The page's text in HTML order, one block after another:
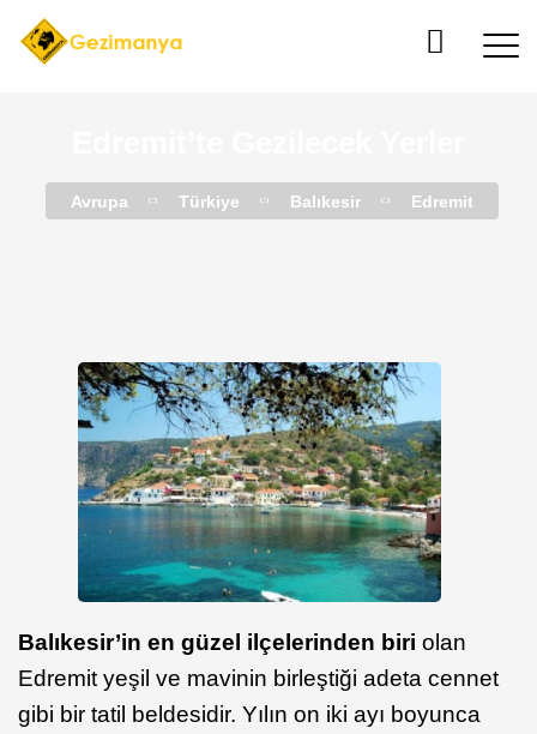
Avrupa Türkiye Balıkesir Edremit
Balıkesir’in en güzel ilçelerinden biri olan
Edremit yeşil ve mavinin birleştiği adeta cennet
gibi bir tatil beldesidir. Yılın on iki ayı boyunca